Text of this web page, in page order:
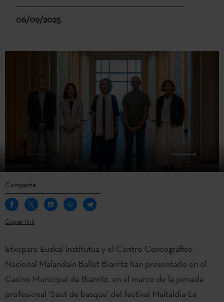
06/09/2025
Comparte
Copiar link
Etxepare Euskal Institutua y el Centro Coreográfico
Nacional Malandain Ballet Biarritz han presentado en el
Casino Municipal de Biarritz, en el marco de la jornada
profesional ‘Saut de basque’ del festival Maitaldia-Le